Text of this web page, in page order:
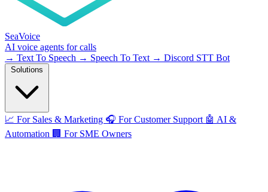
SeaVoice
AI voice agents for calls
→ Text To Speech → Speech To Text → Discord STT Bot
📈 For Sales & Marketing 🎧 For Customer Support 🤖 AI &
Automation 🏢 For SME Owners